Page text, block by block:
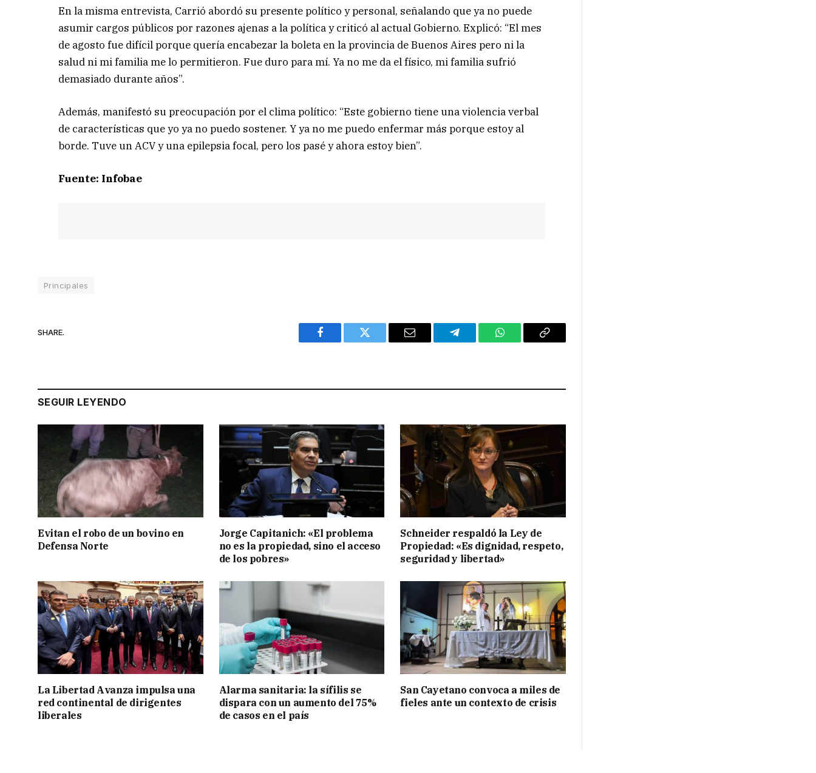
En la misma entrevista, Carrió abordó su presente político y personal, señalando que ya no puede
asumir cargos públicos por razones ajenas a la política y criticó al actual Gobierno. Explicó: “El mes
de agosto fue difícil porque quería encabezar la boleta en la provincia de Buenos Aires pero ni la
salud ni mi familia me lo permitieron. Fue duro para mí. Ya no me da el físico, mi familia sufrió
demasiado durante años”.
Además, manifestó su preocupación por el clima político: “Este gobierno tiene una violencia verbal
de características que yo ya no puedo sostener. Y ya no me puedo enfermar más porque estoy al
borde. Tuve un ACV y una epilepsia focal, pero los pasé y ahora estoy bien”.
Fuente: Infobae
Principales
SHARE.
Facebook Twitter Email Telegram WhatsAppCopy
SEGUIR LEYENDO
Evitan el robo de un bovino en
Defensa Norte
Jorge Capitanich: «El problema
no es la propiedad, sino el acceso
de los pobres»
Schneider respaldó la Ley de
Propiedad: «Es dignidad, respeto,
seguridad y libertad»
La Libertad Avanza impulsa una
red continental de dirigentes
liberales
Alarma sanitaria: la sífilis se
dispara con un aumento del 75%
de casos en el país
San Cayetano convoca a miles de
fieles ante un contexto de crisis